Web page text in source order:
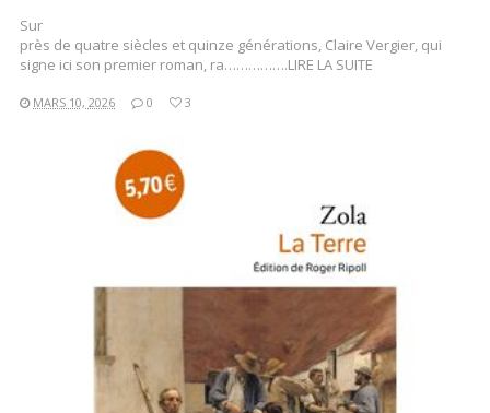
Sur
près de quatre siècles et quinze générations, Claire Vergier, qui
signe ici son premier roman, ra…………….LIRE LA SUITE
MARS 10, 2026 0 3
LIRE LA SUITE